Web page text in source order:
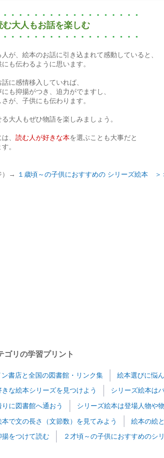
む大人もお話を楽しむ
が、絵本のお話に引き込まれて感動していると、
も伝わるように思います。
に感情移入していれば、
も抑揚がつき、迫力がでますし、
が、子供にも伝わります。
大人もぜひ物語を楽しみましょう。
、 読む人が好きな本を選ぶことも大事だと
。
）→ １歳頃～の子供におすすめの シリーズ絵本 ＞
ゴリの学習プリント
ン書店と全国の図書館・リンク集
絵本選びに悩
な絵本シリーズを見つけよう
シリーズ絵本は
に図書館へ通おう
シリーズ絵本は登場人物や
で文の長さ（文節数）を見てみよう
絵本の絵
揚をつけて読む
２才頃～の子供におすすめのシ